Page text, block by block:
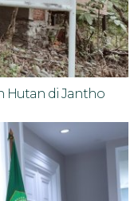
Hutan di Jantho